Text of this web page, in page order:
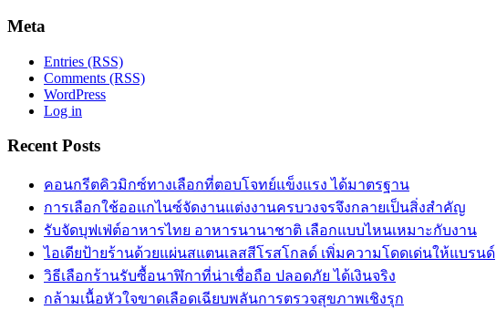
Meta
Entries (RSS)
Comments (RSS)
WordPress
Log in
Recent Posts
คอนกรีตคิวมิกซ์ทางเลือกที่ตอบโจทย์แข็งแรง ได้มาตรฐาน
การเลือกใช้ออแกไนซ์จัดงานแต่งงานครบวงจรจึงกลายเป็นสิ่งสำคัญ
รับจัดบุฟเฟ่ต์อาหารไทย อาหารนานาชาติ เลือกแบบไหนเหมาะกับงาน
ไอเดียป้ายร้านด้วยแผ่นสแตนเลสสีโรสโกลด์ เพิ่มความโดดเด่นให้แบรนด์
วิธีเลือกร้านรับซื้อนาฬิกาที่น่าเชื่อถือ ปลอดภัย ได้เงินจริง
กล้ามเนื้อหัวใจขาดเลือดเฉียบพลันการตรวจสุขภาพเชิงรุก